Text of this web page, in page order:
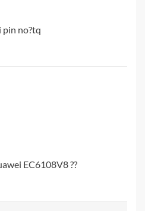
pin no?tq
EC6108V8 ??